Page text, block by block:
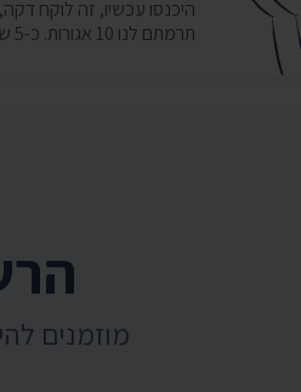
תרמתם לנו 10 אגורות. כ-5 שקלים בחודש במצטבר. בשבילנו זה המון. ❤️
מוזמנים